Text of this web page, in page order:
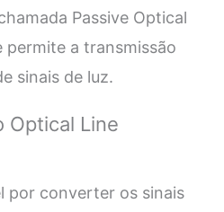
Passive Optical
permite a transmissão
sinais de luz.
Optical Line
por converter os sinais